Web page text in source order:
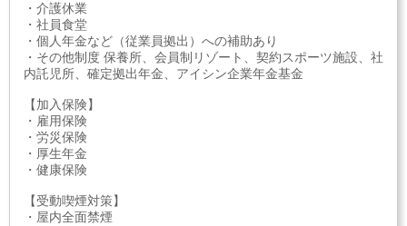
・介護休業
・社員食堂
・個人年金など（従業員拠出）への補助あり
・その他制度 保養所、会員制リゾート、契約スポーツ施設、社
内託児所、確定拠出年金、アイシン企業年金基金
【加入保険】
・雇用保険
・労災保険
・厚生年金
・健康保険
【受動喫煙対策】
・屋内全面禁煙